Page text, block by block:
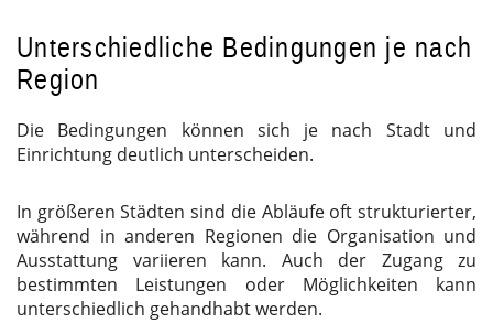
Unterschiedliche Bedingungen je nach
Region
Die Bedingungen können sich je nach Stadt und
Einrichtung deutlich unterscheiden.
In größeren Städten sind die Abläufe oft strukturierter,
während in anderen Regionen die Organisation und
Ausstattung variieren kann. Auch der Zugang zu
bestimmten Leistungen oder Möglichkeiten kann
unterschiedlich gehandhabt werden.